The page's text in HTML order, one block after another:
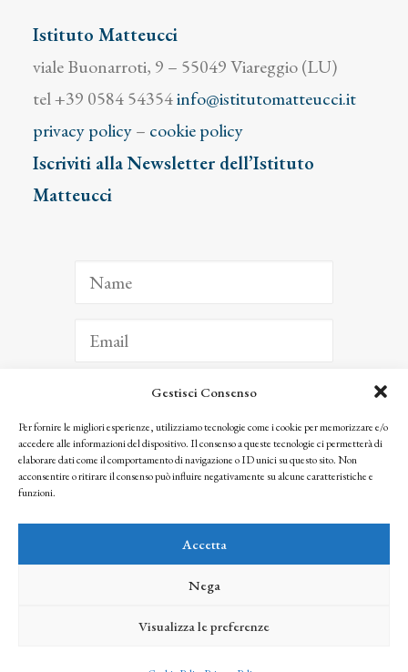
Gestisci Consenso
Per fornire le migliori esperienze, utilizziamo tecnologie come i cookie per memorizzare e/o
accedere alle informazioni del dispositivo. Il consenso a queste tecnologie ci permetterà di
elaborare dati come il comportamento di navigazione o ID unici su questo sito. Non
acconsentire o ritirare il consenso può influire negativamente su alcune caratteristiche e
funzioni.
Accetta
Nega
Visualizza le preferenze
Istituto Matteucci
viale Buonarroti, 9 – 55049 Viareggio (LU)
tel +39 0584 54354info@istitutomatteucci.it
privacy policy– cookie policy
Iscriviti alla Newsletter dell’Istituto
Matteucci
ISCRIVITI
Facendo clic per iscriverti, riconosci che le tue informazioni saranno trattate
seguendo la nostra Privacy Policy
© 2025 Istituto Matteucci. All right reserved
l’autorizzazione scritta dei proprietari dei diritti e dell’Istituto Matteucci
credits